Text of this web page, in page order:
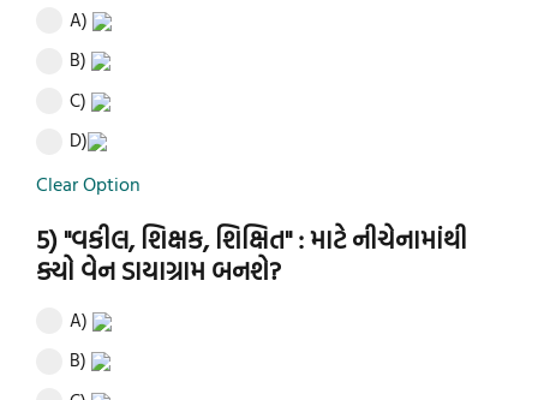
A)
B)
C)
D)
Clear Option
5) "વકીલ, શિક્ષક, શિક્ષિત" : માટે નીચેનામાંથી
ક્યો વેન ડાયાગ્રામ બનશે?
A)
B)